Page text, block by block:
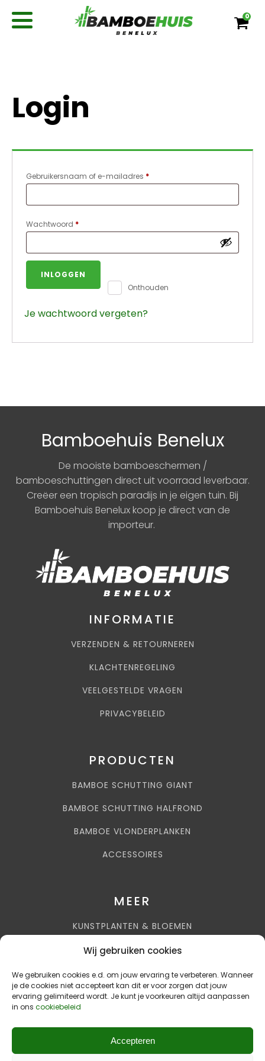
Wij gebruiken cookies
We gebruiken cookies e.d. om jouw ervaring te verbeteren. Wanneer
je de cookies niet accepteert kan dit er voor zorgen dat jouw
ervaring gelimiteerd wordt. Je kunt je voorkeuren altijd aanpassen
in ons cookiebeleid
Accepteren
0
Login
Gebruikersnaam of e-mailadres *Vereist
Wachtwoord *Vereist
Onthouden
INLOGGEN
Je wachtwoord vergeten?
Bamboehuis Benelux
De mooiste bamboeschermen /
bamboeschuttingen direct uit voorraad leverbaar.
Creëer een tropisch paradijs in je eigen tuin. Bij
Bamboehuis Benelux koop je direct van de
importeur.
INFORMATIE
VERZENDEN & RETOURNEREN
KLACHTENREGELING
VEELGESTELDE VRAGEN
PRIVACYBELEID
PRODUCTEN
BAMBOE SCHUTTING GIANT
BAMBOE SCHUTTING HALFROND
BAMBOE VLONDERPLANKEN
ACCESSOIRES
MEER
KUNSTPLANTEN & BLOEMEN
AIRCOHUIS BENELUX
AKUPANELS
+31 (0)85 236 66 82
info@bamboehuisbenelux.nl